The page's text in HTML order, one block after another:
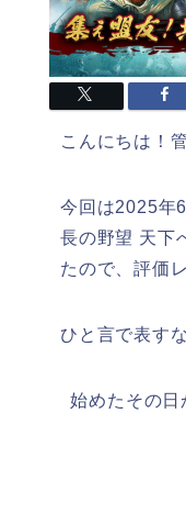
こんにちは！
今回は2025年
長の野望 天下
たので、評価
ひと言で表すな
始めたその日